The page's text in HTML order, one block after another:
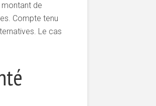
de
Compte tenu
Le cas